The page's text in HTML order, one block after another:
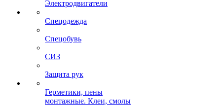
Электродвигатели
Спецодежда
Спецобувь
СИЗ
Защита рук
Герметики, пены
монтажные. Клеи, смолы